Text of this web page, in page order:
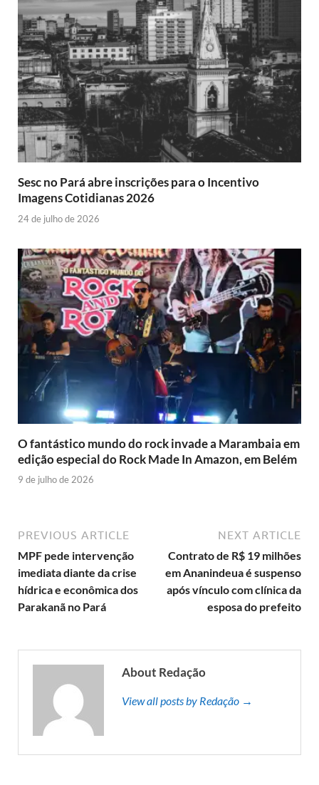
Sesc no Pará abre inscrições para o Incentivo
Imagens Cotidianas 2026
24 de julho de 2026
O fantástico mundo do rock invade a Marambaia em
edição especial do Rock Made In Amazon, em Belém
9 de julho de 2026
PREVIOUS ARTICLE
MPF pede intervenção
imediata diante da crise
hídrica e econômica dos
Parakanã no Pará
NEXT ARTICLE
Contrato de R$ 19 milhões
em Ananindeua é suspenso
após vínculo com clínica da
esposa do prefeito
About Redação
View all posts by Redação →